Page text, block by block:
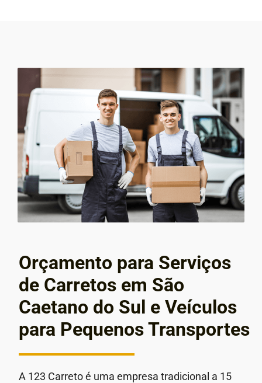
Orçamento para Serviços
de Carretos em São
Caetano do Sul e Veículos
para Pequenos Transportes
A 123 Carreto é uma empresa tradicional a 15